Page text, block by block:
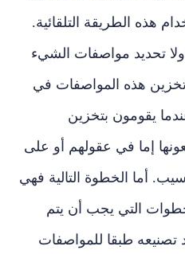
هذه الطريقة التلقائية.
تحديد مواصفات الشيء
تخزين هذه المواصفات في
يقومون بتخزين
إما في عقولهم أو على
أما الخطوة التالية فهي
التي يجب أن يتم
تصنيعه طبقا للمواصفات